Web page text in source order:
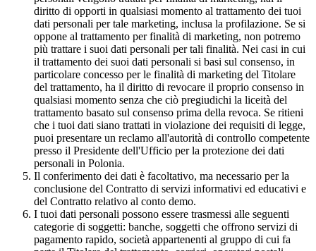
diritto di opporti in qualsiasi momento al trattamento dei tuoi
dati personali per tale marketing, inclusa la profilazione. Se si
oppone al trattamento per finalità di marketing, non potremo
più trattare i suoi dati personali per tali finalità. Nei casi in cui
il trattamento dei suoi dati personali si basi sul consenso, in
particolare concesso per le finalità di marketing del Titolare
del trattamento, ha il diritto di revocare il proprio consenso in
qualsiasi momento senza che ciò pregiudichi la liceità del
trattamento basato sul consenso prima della revoca. Se ritieni
che i tuoi dati siano trattati in violazione dei requisiti di legge,
puoi presentare un reclamo all'autorità di controllo competente
presso il Presidente dell'Ufficio per la protezione dei dati
personali in Polonia.
Il conferimento dei dati è facoltativo, ma necessario per la
conclusione del Contratto di servizi informativi ed educativi e
del Contratto relativo al conto demo.
I tuoi dati personali possono essere trasmessi alle seguenti
categorie di soggetti: banche, soggetti che offrono servizi di
pagamento rapido, società appartenenti al gruppo di cui fa